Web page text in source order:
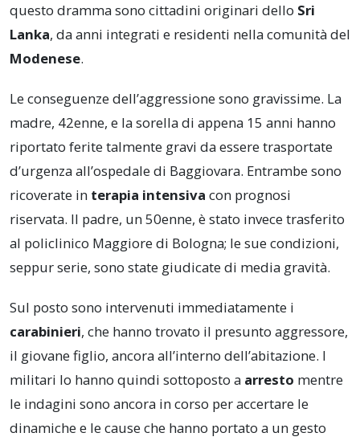
questo dramma sono cittadini originari dello Sri
Lanka, da anni integrati e residenti nella comunità del
Modenese.
Le conseguenze dell’aggressione sono gravissime. La
madre, 42enne, e la sorella di appena 15 anni hanno
riportato ferite talmente gravi da essere trasportate
d’urgenza all’ospedale di Baggiovara. Entrambe sono
ricoverate in terapia intensiva con prognosi
riservata. Il padre, un 50enne, è stato invece trasferito
al policlinico Maggiore di Bologna; le sue condizioni,
seppur serie, sono state giudicate di media gravità.
Sul posto sono intervenuti immediatamente i
carabinieri, che hanno trovato il presunto aggressore,
il giovane figlio, ancora all’interno dell’abitazione. I
militari lo hanno quindi sottoposto a arresto mentre
le indagini sono ancora in corso per accertare le
dinamiche e le cause che hanno portato a un gesto